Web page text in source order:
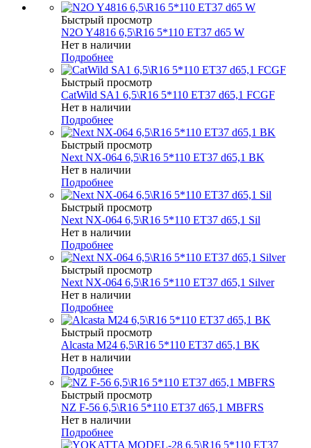
Быстрый просмотр
N2O Y4816 6,5\R16 5*110 ET37 d65 W
Нет в наличии
Подробнее
Быстрый просмотр
CatWild SA1 6,5\R16 5*110 ET37 d65,1 FCGF
Нет в наличии
Подробнее
Быстрый просмотр
Next NX-064 6,5\R16 5*110 ET37 d65,1 BK
Нет в наличии
Подробнее
Быстрый просмотр
Next NX-064 6,5\R16 5*110 ET37 d65,1 Sil
Нет в наличии
Подробнее
Быстрый просмотр
Next NX-064 6,5\R16 5*110 ET37 d65,1 Silver
Нет в наличии
Подробнее
Быстрый просмотр
Alcasta M24 6,5\R16 5*110 ET37 d65,1 BK
Нет в наличии
Подробнее
Быстрый просмотр
NZ F-56 6,5\R16 5*110 ET37 d65,1 MBFRS
Нет в наличии
Подробнее